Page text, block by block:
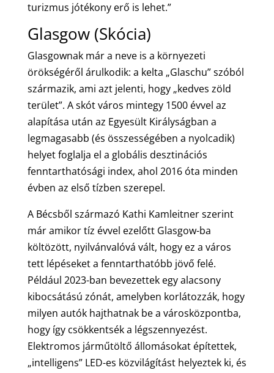
turizmus jótékony erő is lehet.”
Glasgow (Skócia)
Glasgownak már a neve is a környezeti
örökségéről árulkodik: a kelta „Glaschu” szóból
származik, ami azt jelenti, hogy „kedves zöld
terület”. A skót város mintegy 1500 évvel az
alapítása után az Egyesült Királyságban a
legmagasabb (és összességében a nyolcadik)
helyet foglalja el a globális desztinációs
fenntarthatósági index, ahol 2016 óta minden
évben az első tízben szerepel.
A Bécsből származó Kathi Kamleitner szerint
már amikor tíz évvel ezelőtt Glasgow-ba
költözött, nyilvánvalóvá vált, hogy ez a város
tett lépéseket a fenntarthatóbb jövő felé.
Például 2023-ban bevezettek egy alacsony
kibocsátású zónát, amelyben korlátozzák, hogy
milyen autók hajthatnak be a városközpontba,
hogy így csökkentsék a légszennyezést.
Elektromos járműtöltő állomásokat építettek,
„intelligens” LED-es közvilágítást helyeztek ki, és